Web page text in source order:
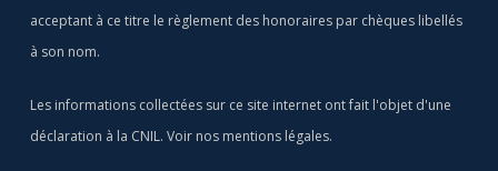
acceptant à ce titre le règlement des honoraires par chèques libellés
à son nom.
Les informations collectées sur ce site internet ont fait l'objet d'une
déclaration à la CNIL. Voir nos mentions légales.